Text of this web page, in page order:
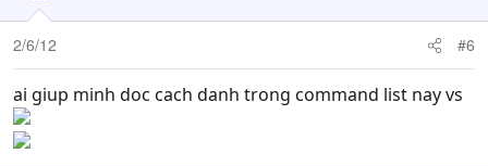
2/6/12 #6
ai giup minh doc cach danh trong command list nay vs